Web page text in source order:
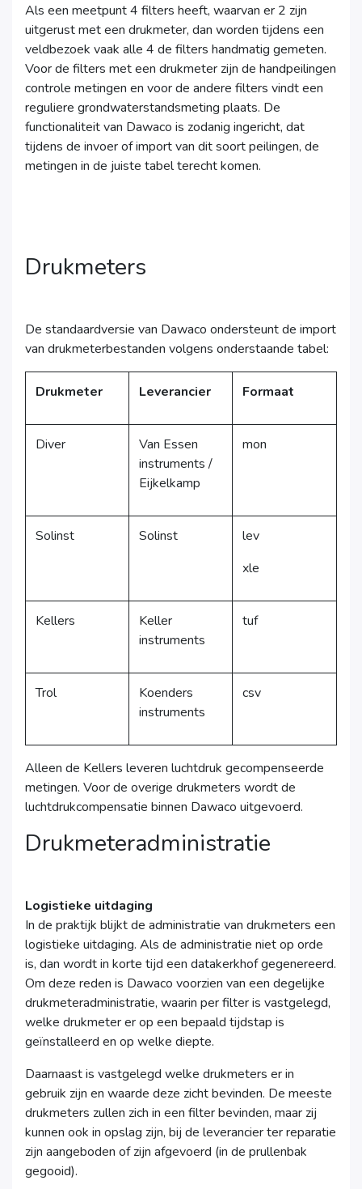
Als een meetpunt 4 filters heeft, waarvan er 2 zijn
uitgerust met een drukmeter, dan worden tijdens een
veldbezoek vaak alle 4 de filters handmatig gemeten.
Voor de filters met een drukmeter zijn de handpeilingen
controle metingen en voor de andere filters vindt een
reguliere grondwaterstandsmeting plaats. De
functionaliteit van Dawaco is zodanig ingericht, dat
tijdens de invoer of import van dit soort peilingen, de
metingen in de juiste tabel terecht komen.
Drukmeters
De standaardversie van Dawaco ondersteunt de import
van drukmeterbestanden volgens onderstaande tabel:
Drukmeter Leverancier Formaat
Diver
Van Essen
instruments /
Eijkelkamp
mon
Solinst Solinst
lev
xle
Kellers
Keller
instruments
tuf
Trol
Koenders
instruments
csv
Alleen de Kellers leveren luchtdruk gecompenseerde
metingen. Voor de overige drukmeters wordt de
luchtdrukcompensatie binnen Dawaco uitgevoerd.
Drukmeteradministratie
Logistieke uitdaging
In de praktijk blijkt de administratie van drukmeters een
logistieke uitdaging. Als de administratie niet op orde
is, dan wordt in korte tijd een datakerkhof gegenereerd.
Om deze reden is Dawaco voorzien van een degelijke
drukmeteradministratie, waarin per filter is vastgelegd,
welke drukmeter er op een bepaald tijdstap is
geïnstalleerd en op welke diepte.
Daarnaast is vastgelegd welke drukmeters er in
gebruik zijn en waarde deze zicht bevinden. De meeste
drukmeters zullen zich in een filter bevinden, maar zij
kunnen ook in opslag zijn, bij de leverancier ter reparatie
zijn aangeboden of zijn afgevoerd (in de prullenbak
gegooid).